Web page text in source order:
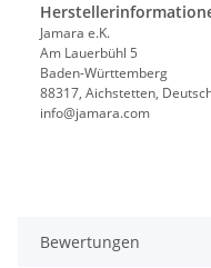
Jamara e.K.
Am Lauerbühl 5
Baden-Württemberg
88317, Aichstetten,
info@jamara.com
Bewertungen